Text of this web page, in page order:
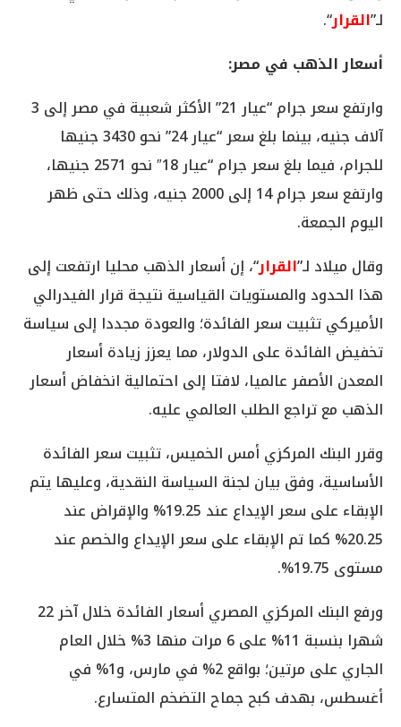
لـ”القرار“.
أسعار الذهب في مصر:
وارتفع سعر جرام “عيار 21” الأكثر شعبية في مصر إلى 3
آلاف جنيه، بينما بلغ سعر “عيار 24” نحو 3430 جنيها
للجرام، فيما بلغ سعر جرام “عيار 18″ نحو 2571 جنيها،
وارتفع سعر جرام 14 إلى 2000 جنيه، وذلك حتى ظهر
اليوم الجمعة.
وقال ميلاد لـ”القرار“، إن أسعار الذهب محليا ارتفعت إلى
هذا الحدود والمستويات القياسية نتيجة قرار الفيدرالي
الأميركي تثبيت سعر الفائدة؛ والعودة مجددا إلى سياسة
تخفيض الفائدة على الدولار، مما يعزز زيادة أسعار
المعدن الأصفر عالميا، لافتا إلى احتمالية انخفاض أسعار
الذهب مع تراجع الطلب العالمي عليه.
وقرر البنك المركزي أمس الخميس، تثبيت سعر الفائدة
الأساسية، وفق بيان لجنة السياسة النقدية، وعليها يتم
الإبقاء على سعر الإيداع عند 19.25% والإقراض عند
20.25% كما تم الإبقاء على سعر الإيداع والخصم عند
مستوى 19.75%.
ورفع البنك المركزي المصري أسعار الفائدة خلال آخر 22
شهرا بنسبة 11% على 6 مرات منها 3% خلال العام
الجاري على مرتين؛ بواقع 2% في مارس، و1% في
أغسطس، بهدف كبح جماح التضخم المتسارع.